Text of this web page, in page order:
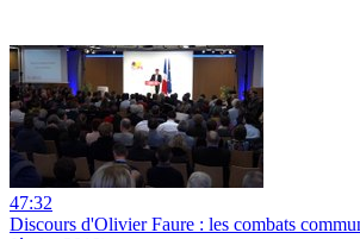
47:32
Discours d'Olivier Faure : les combats